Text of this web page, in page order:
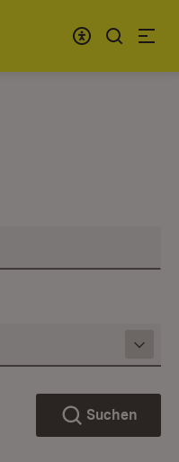
Suchen